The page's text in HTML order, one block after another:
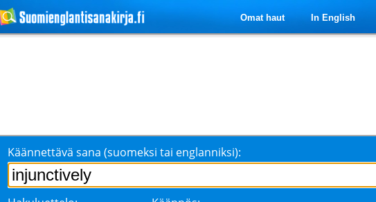
Omat haut In English
Käännettävä sana (suomeksi tai englanniksi):